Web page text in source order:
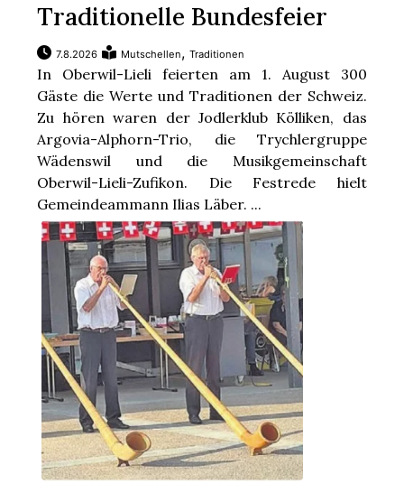
Traditionelle Bundesfeier
7.8.2026 Mutschellen,Traditionen
In Oberwil-Lieli feierten am 1. August 300
Gäste die Werte und Traditionen der Schweiz.
Zu hören waren der Jodlerklub Kölliken, das
Argovia-Alphorn-Trio, die Trychlergruppe
Wädenswil und die Musikgemeinschaft
Oberwil-Lieli-Zufikon. Die Festrede hielt
Gemeindeammann Ilias Läber. ...